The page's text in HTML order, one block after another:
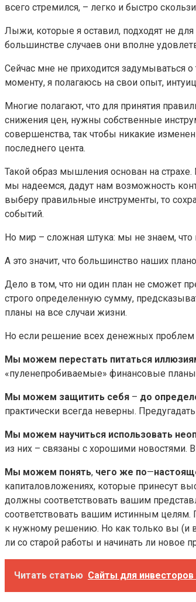
всего стремился, – легко и быстро
Лыжи, которые я оставил, подходят не
большинстве случаев они вполне
Сейчас мне не приходится задумываться
моменту, я полагаюсь на свои опыт,
Многие полагают, что для принятия
снижения цен, нужны собственные
совершенства, так чтобы никакие
последнего цента.
Такой образ мышления основан на
мы надеемся, дадут нам возможность
выберу правильные инструменты, то
событий.
Но мир – сложная штука: мы не знаем, что
А это значит, что большинство наших
Дело в том, что ни один план не сможет
строго определенную сумму,
планы на все случаи жизни.
Но если решение всех денежных
Мы можем перестать питаться
«пуленепробиваемые» финансовые
Мы можем защитить себя – до
практически всегда неверны.
Мы можем научиться использовать
из них – связаны с хорошими новостями.
Мы можем понять, чего же по—
капиталовложениях, которые принесут
должны соответствовать вашим
соответствовать вашим истинным целям.
к нужному решению. Но как только вы (и
ли со старой работы и начинать ли новое
Читать статью Сайты для инвесторов